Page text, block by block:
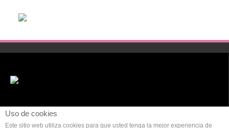
Uso de cookies
Este sitio web utiliza cookies para que usted tenga la mejor experiencia de